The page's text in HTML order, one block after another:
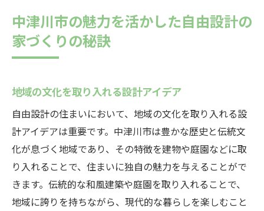
中津川市の魅力を活かした自由設計の
家づくりの秘訣
地域の文化を取り入れる設計アイデア
自由設計の住まいにおいて、地域の文化を取り入れる設
計アイデアは重要です。中津川市は豊かな歴史と伝統文
化が息づく地域であり、その特徴を建物や庭園などに取
り入れることで、住まいに独自の魅力を与えることがで
きます。伝統的な和風建築や庭園を取り入れることで、
地域に誇りを持ちながら、現代的な暮らしを楽しむこと